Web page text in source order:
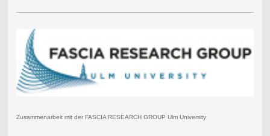
Zusammenarbeit mit der FASCIA RESEARCH GROUP Ulm University